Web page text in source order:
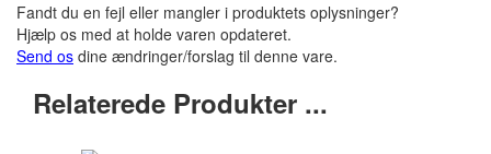
Fandt du en fejl eller mangler i produktets oplysninger?
Hjælp os med at holde varen opdateret.
Send os dine ændringer/forslag til denne vare.
Relaterede Produkter ...